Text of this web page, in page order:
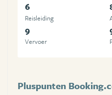
6
Reisleiding
9
Vervoer
Pluspunten